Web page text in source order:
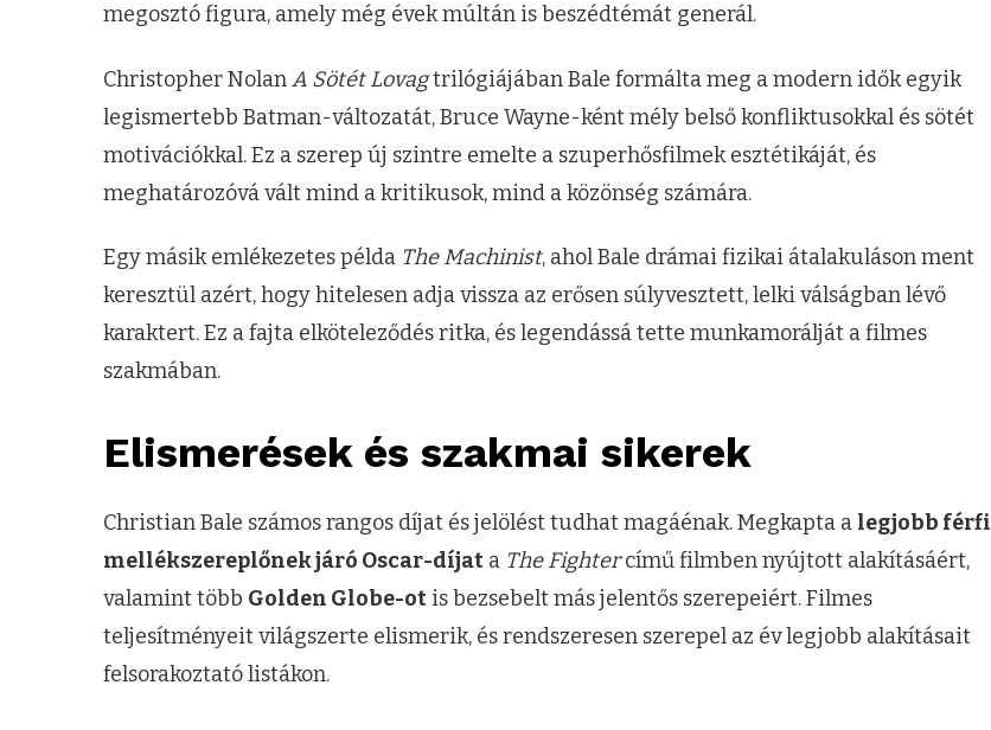
megosztó figura, amely még évek múltán is beszédtémát generál.
Christopher NolanA Sötét Lovagtrilógiájában Bale formálta meg a modern idők egyik
legismertebb Batman-változatát, Bruce Wayne-ként mély belső konfliktusokkal és sötét
motivációkkal. Ez a szerep új szintre emelte a szuperhősfilmek esztétikáját, és
meghatározóvá vált mind a kritikusok, mind a közönség számára.
Egy másik emlékezetes példa The Machinist, ahol Bale drámai fizikai átalakuláson ment
keresztül azért, hogy hitelesen adja vissza az erősen súlyvesztett, lelki válságban lévő
karaktert. Ez a fajta elköteleződés ritka, és legendássá tette munkamorálját a filmes
szakmában.
Elismerések és szakmai sikerek
Christian Bale számos rangos díjat és jelölést tudhat magáénak. Megkapta a legjobb férfi
mellékszereplőnek járó Oscar-díjat a The Fightercímű filmben nyújtott alakításáért,
valamint több Golden Globe-ot is bezsebelt más jelentős szerepeiért. Filmes
teljesítményeit világszerte elismerik, és rendszeresen szerepel az év legjobb alakításait
felsorakoztató listákon.